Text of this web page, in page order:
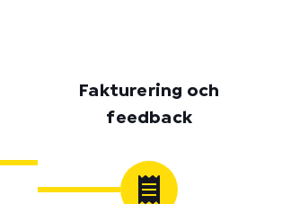
Fakturering och
feedback